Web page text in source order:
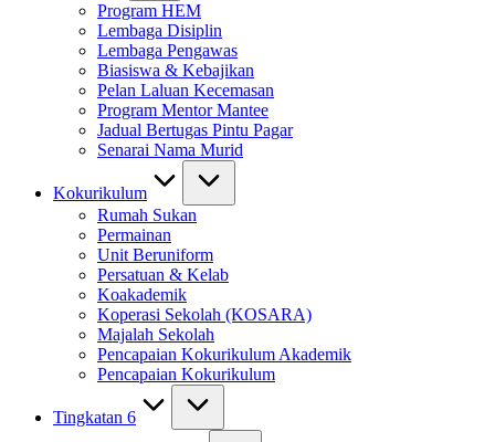
Program HEM
Lembaga Disiplin
Lembaga Pengawas
Biasiswa & Kebajikan
Pelan Laluan Kecemasan
Program Mentor Mantee
Jadual Bertugas Pintu Pagar
Senarai Nama Murid
Kokurikulum
Rumah Sukan
Permainan
Unit Beruniform
Persatuan & Kelab
Koakademik
Koperasi Sekolah (KOSARA)
Majalah Sekolah
Pencapaian Kokurikulum Akademik
Pencapaian Kokurikulum
Tingkatan 6